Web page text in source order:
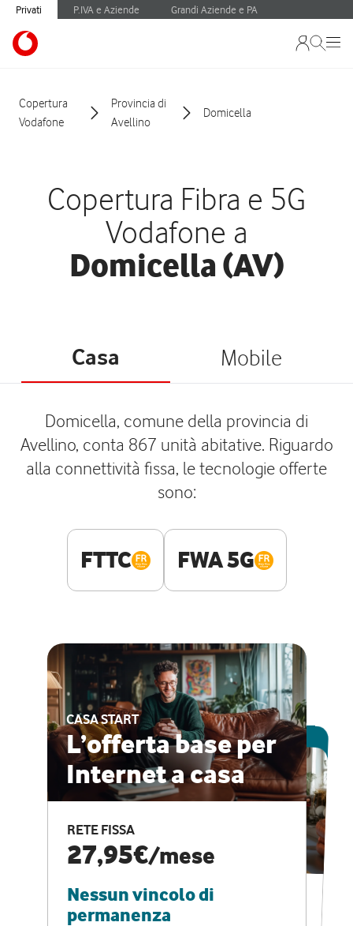
Privati P.IVA e Aziende Grandi Aziende e PA
Copertura
Vodafone
Provincia di
Avellino
Domicella
Copertura Fibra e 5G
Vodafone a
Domicella (AV)
Casa Mobile
Domicella, comune della provincia di
Avellino, conta 867 unità abitative. Riguardo
alla connettività fissa, le tecnologie offerte
sono:
FTTC FWA 5G
CASA START
L’offerta base per
Internet a casa
RETE FISSA
27,95€/mese
Nessun vincolo di
permanenza
ESCLUSIVA ONLINE
CASA PRO
Internet veloce e
vantaggi speciali
RETE FISSA + VODAFONE CLUB
29,95€